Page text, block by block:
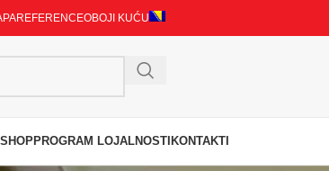
REFERENCEOBOJI KUĆU
PROGRAM LOJALNOSTI KONTAKTI